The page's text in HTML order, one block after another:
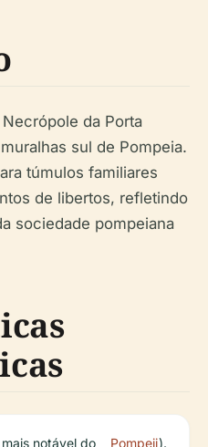
da Porta
sul de Pompeia.
túmulos familiares
de libertos, refletindo
sociedade pompeiana
notável do Pompeii).